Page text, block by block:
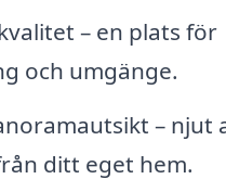
– en plats för
och umgänge.
– njut
ditt eget hem.